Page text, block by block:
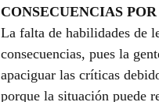
CONSECUENCIAS POR
La falta de habilidades de
consecuencias, pues la
apaciguar las críticas
porque la situación puede